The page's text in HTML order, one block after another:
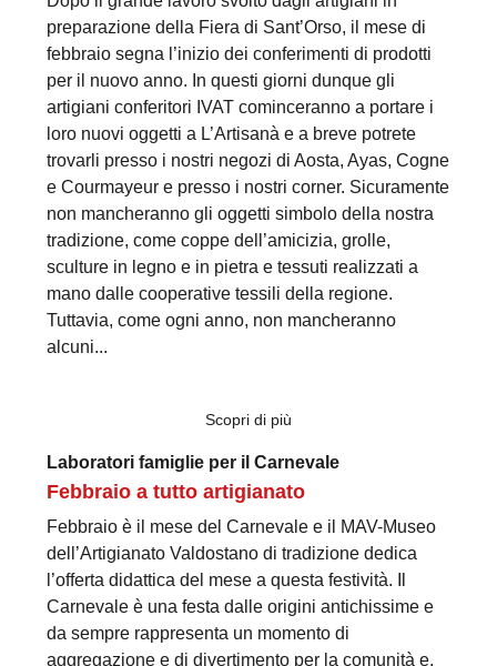
preparazione della Fiera di Sant’Orso, il mese di
febbraio segna l’inizio dei conferimenti di prodotti
per il nuovo anno. In questi giorni dunque gli
artigiani conferitori IVAT cominceranno a portare i
loro nuovi oggetti a L’Artisanà e a breve potrete
trovarli presso i nostri negozi di Aosta, Ayas, Cogne
e Courmayeur e presso i nostri corner. Sicuramente
non mancheranno gli oggetti simbolo della nostra
tradizione, come coppe dell’amicizia, grolle,
sculture in legno e in pietra e tessuti realizzati a
mano dalle cooperative tessili della regione.
Tuttavia, come ogni anno, non mancheranno
alcuni...
Scopri di più
Laboratori famiglie per il Carnevale
Febbraio a tutto artigianato
Febbraio è il mese del Carnevale e il MAV-Museo
dell’Artigianato Valdostano di tradizione dedica
l’offerta didattica del mese a questa festività. Il
Carnevale è una festa dalle origini antichissime e
da sempre rappresenta un momento di
aggregazione e di divertimento per la comunità e,